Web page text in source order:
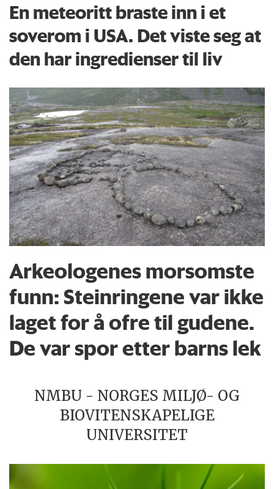
En meteoritt braste inn i et
soverom i USA. Det viste seg at
den har ingredienser til liv
Arkeologenes morsomste
funn: Steinringene var ikke
laget for å ofre til gudene.
De var spor etter barns lek
NMBU - NORGES MILJØ- OG
BIOVITENSKAPELIGE
UNIVERSITET